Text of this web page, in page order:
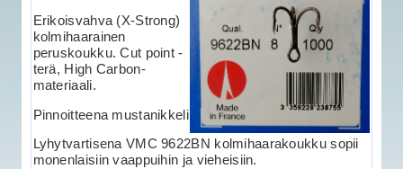
Erikoisvahva (X-Strong)
kolmihaarainen
peruskoukku. Cut point -
terä, High Carbon-
materiaali.
Pinnoitteena mustanikkeli
Lyhytvartisena VMC 9622BN kolmihaarakoukku sopii
monenlaisiin vaappuihin ja vieheisiin.